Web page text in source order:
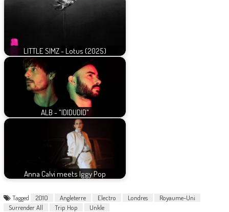
LITTLE SIMZ - Lotus (2025)
ALB - "IDIDUDID"
Anna Calvi meets Iggy Pop
Tagged 2010 Angleterre Electro Londres
Royaume-Uni
Surrender All
Trip Hop Unkle